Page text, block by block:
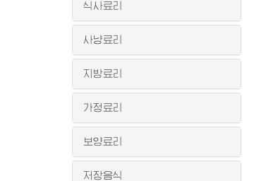
식사료리
사냥료리
지방료리
가정료리
보양료리
저장음식